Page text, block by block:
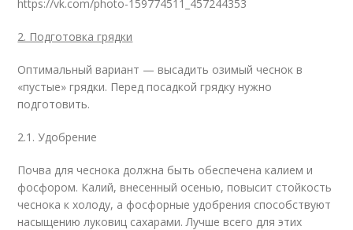
https://vk.com/photo-159774511_457244353
2. Подготовка грядки
Оптимальный вариант — высадить озимый чеснок в
«пустые» грядки. Перед посадкой грядку нужно
подготовить.
2.1. Удобрение
Почва для чеснока должна быть обеспечена калием и
фосфором. Калий, внесенный осенью, повысит стойкость
чеснока к холоду, а фосфорные удобрения способствуют
насыщению луковиц сахарами. Лучше всего для этих